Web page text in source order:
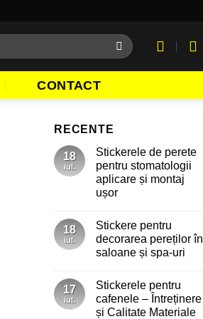
CONTACT
RECENTE
18
iul.
Stickerele de perete
pentru stomatologii
aplicare și montaj
ușor
la
Stickerele
de
perete
aplicare
și
montaj
ușor
18
iul.
Stickere pentru
decorarea pereților în
saloane și spa-uri
la
Stickere
pentru
decorarea
17
iul.
Stickerele pentru
cafenele – Întreținere
și Calitate Materiale